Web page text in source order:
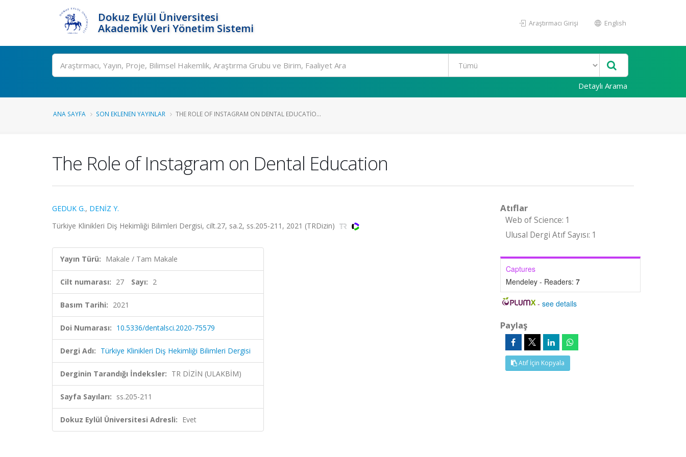
Dokuz Eylül Üniversitesi
Akademik Veri Yönetim Sistemi
Araştırmacı Girişi English
Ara
Detaylı Arama
ANA SAYFA SON EKLENEN YAYINLAR THE ROLE OF INSTAGRAM ON DENTAL EDUCATIO...
The Role of Instagram on Dental Education
GEDUK G., DENİZ Y.
Türkiye Klinikleri Diş Hekimliği Bilimleri Dergisi, cilt.27, sa.2, ss.205-211, 2021 (TRDizin)
Yayın Türü: Makale / Tam Makale
Cilt numarası: 27 Sayı: 2
Basım Tarihi: 2021
Doi Numarası: 10.5336/dentalsci.2020-75579
Dergi Adı: Türkiye Klinikleri Diş Hekimliği Bilimleri Dergisi
Derginin Tarandığı İndeksler: TR DİZİN (ULAKBİM)
Sayfa Sayıları: ss.205-211
Dokuz Eylül Üniversitesi Adresli: Evet
Atıflar
Web of Science: 1
Ulusal Dergi Atıf Sayısı: 1
Captures
Mendeley - Readers: 7
-see details
Paylaş
Atıf İçin Kopyala